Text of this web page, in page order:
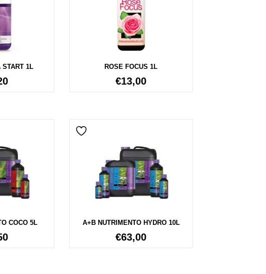
START 1L ROSE FOCUS 1L
€13,00
COCO 5L A+B NUTRIMENTO HYDRO 10L
€63,00